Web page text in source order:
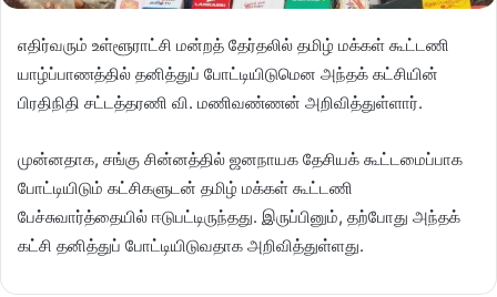
எதிர்வரும் உள்ளூராட்சி மன்றத் தேர்தலில் தமிழ் மக்கள் கூட்டணி
யாழ்ப்பாணத்தில் தனித்துப் போட்டியிடுமென அந்தக் கட்சியின்
பிரதிநிதி சட்டத்தரணி வி. மணிவண்ணன் அறிவித்துள்ளார்.
முன்னதாக, சங்கு சின்னத்தில் ஜனநாயக தேசியக் கூட்டமைப்பாக
போட்டியிடும் கட்சிகளுடன் தமிழ் மக்கள் கூட்டணி
பேச்சுவார்த்தையில் ஈடுபட்டிருந்தது. இருப்பினும், தற்போது அந்தக்
கட்சி தனித்துப் போட்டியிடுவதாக அறிவித்துள்ளது.